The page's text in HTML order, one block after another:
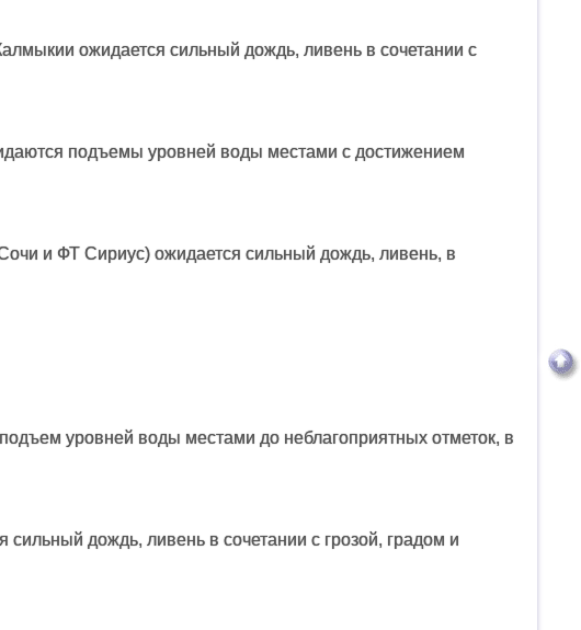
ожидается сильный дождь, ливень в сочетании с
подъемы уровней воды местами с достижением
и ФТ Сириус) ожидается сильный дождь, ливень, в
уровней воды местами до неблагоприятных отметок, в
дождь, ливень в сочетании с грозой, градом и